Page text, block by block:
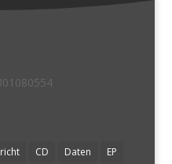
CD Daten EP